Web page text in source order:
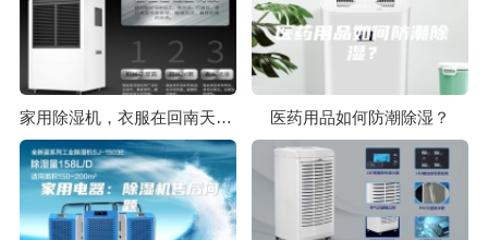
家用除湿机，衣服在回南天也能穿出阳光味 医药用品如何防潮除湿？